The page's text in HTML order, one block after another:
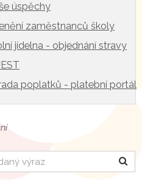
úspěchy
zaměstnanců školy
jídelna - objednání stravy
poplatků - platební portál
Hledat